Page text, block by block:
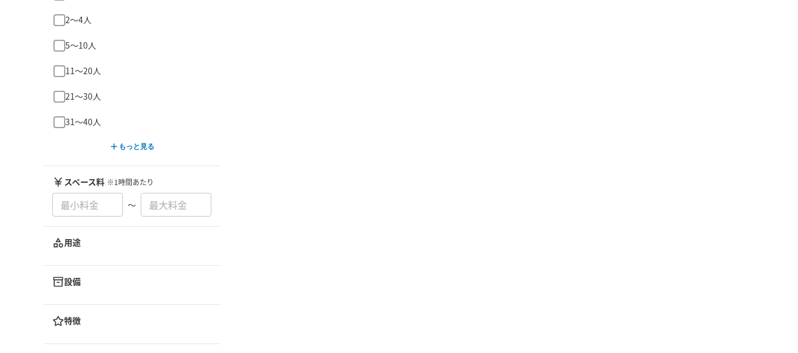
2〜4人
5〜10人
11〜20人
21〜30人
31〜40人
もっと見る
スペース料 ※1時間あたり
〜
用途
設備
特徴